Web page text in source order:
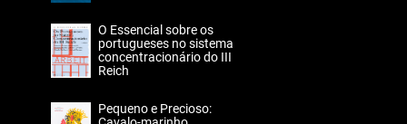
O Essencial sobre os
portugueses no sistema
concentracionário do III
Reich
Pequeno e Precioso: